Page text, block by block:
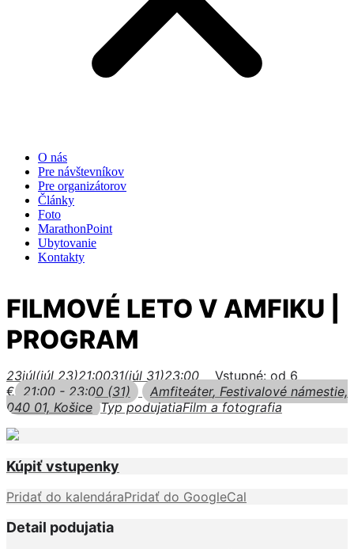
O nás
Pre návštevníkov
Pre organizátorov
Články
Foto
MarathonPoint
Ubytovanie
Kontakty
FILMOVÉ LETO V AMFIKU |
PROGRAM
23júl(júl 23)21:0031(júl 31)23:00
Vstupné: od 6
€ 21:00 - 23:00 (31) Amfiteáter, Festivalové námestie,
040 01, Košice Typ podujatiaFilm a fotografia
Kúpiť vstupenky
Pridať do kalendáraPridať do GoogleCal
Detail podujatia